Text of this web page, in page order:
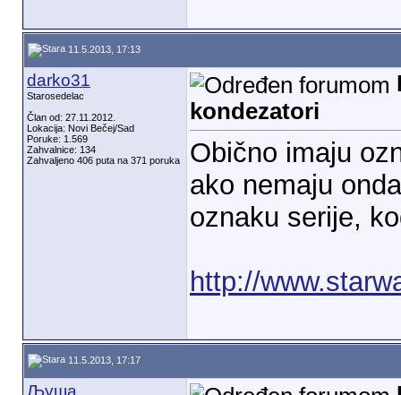
11.5.2013, 17:13
darko31
Starosedelac
Član od: 27.11.2012.
Lokacija: Novi Bečej/Sad
Poruke: 1.569
Zahvalnice: 134
Zahvaljeno 406 puta na 371 poruka
kondezatori
Obično imaju
ako nemaju
oznaku serije,
http://
11.5.2013, 17:17
Љуша